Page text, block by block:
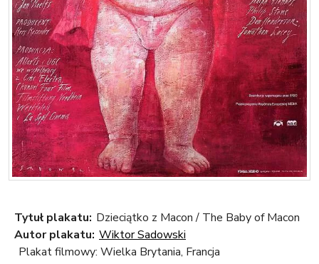
Tytuł plakatu: Dzieciątko z Macon / The Baby of Macon
Autor plakatu: Wiktor Sadowski
Plakat filmowy: Wielka Brytania, Francja